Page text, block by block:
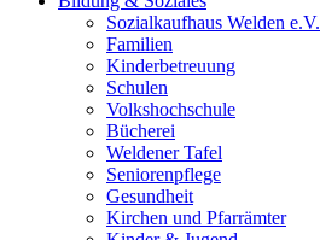
Sozialkaufhaus Welden e.V.
Familien
Kinderbetreuung
Schulen
Volkshochschule
Bücherei
Weldener Tafel
Seniorenpflege
Gesundheit
Kirchen und Pfarrämter